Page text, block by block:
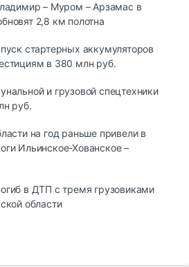
– Муром – Арзамас в
2,8 км полотна
стартерных аккумуляторов
в 380 млн руб.
и грузовой спецтехники
руб.
на год раньше привели в
Ильинское-Хованское –
в ДТП с тремя грузовиками
области